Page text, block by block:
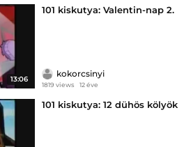
13:06
101 kiskutya: Valentin-nap 2.
kokorcsinyi
1819 views 12 éve
101 kiskutya: 12 dühös kölyök